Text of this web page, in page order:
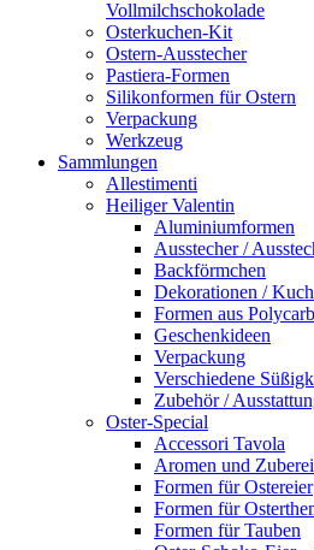
Vollmilchschokolade
Osterkuchen-Kit
Ostern-Ausstecher
Pastiera-Formen
Silikonformen für Ostern
Verpackung
Werkzeug
Sammlungen
Allestimenti
Heiliger Valentin
Aluminiumformen
Ausstecher /
Backförmchen
Dekorationen /
Formen aus
Geschenkideen
Verpackung
Verschiedene
Zubehör /
Oster-Special
Accessori Tavola
Aromen und
Formen für Ostereier
Formen für
Formen für Tauben